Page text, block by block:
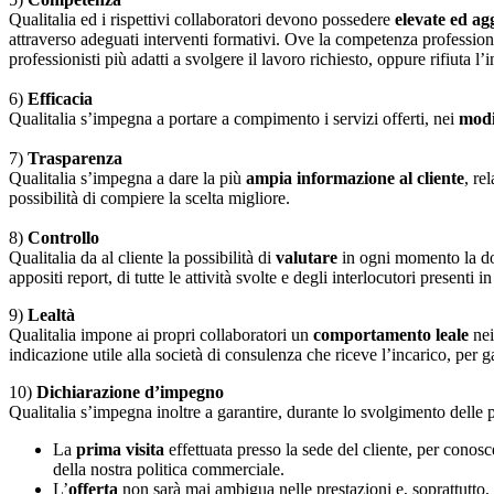
Qualitalia ed i rispettivi collaboratori devono possedere elevate ed
attraverso adeguati interventi formativi. Ove la competenza
professionisti più adatti a svolgere il lavoro richiesto, oppure rifiuta
6) Efficacia
Qualitalia s’impegna a portare a compimento i servizi offerti, nei
7) Trasparenza
Qualitalia s’impegna a dare la più ampia informazione al cliente,
possibilità di compiere la scelta migliore.
8) Controllo
Qualitalia da al cliente la possibilità di valutare in ogni momento la
appositi report, di tutte le attività svolte e degli interlocutori presenti
9) Lealtà
Qualitalia impone ai propri collaboratori un comportamento leale
indicazione utile alla società di consulenza che riceve l’incarico, per
10) Dichiarazione d’impegno
Qualitalia s’impegna inoltre a garantire, durante lo svolgimento delle
La prima visita effettuata presso la sede del cliente, per
della nostra politica commerciale.
L’offerta non sarà mai ambigua nelle prestazioni e,